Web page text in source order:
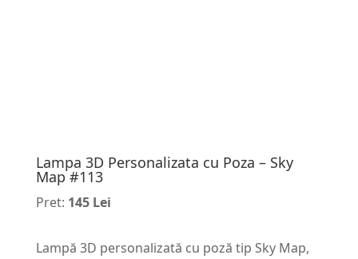
Lampa 3D Personalizata cu Poza – Sky
Map #113
Pret: 145 Lei
Lampă 3D personalizată cu poză tip Sky Map,